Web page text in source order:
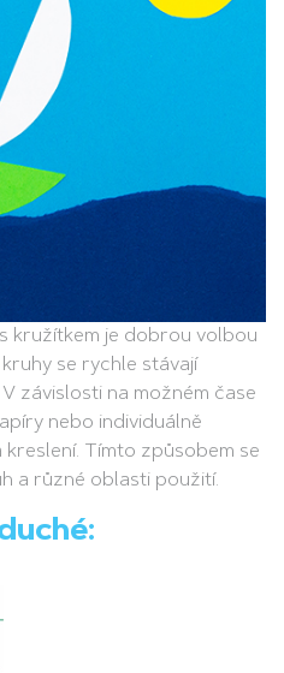
kružítkem je dobrou volbou
se rychle stávají
závislosti na možném čase
nebo individuálně
Tímto způsobem se
a různé oblasti použití.